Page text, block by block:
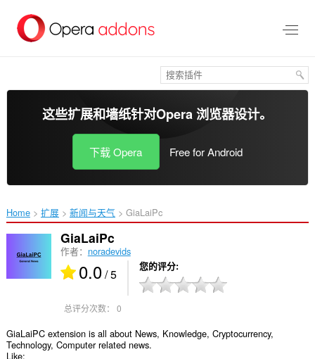
这些扩展和墙纸针对Opera 浏览器设计。
下载 Opera Free for Android
Home 扩展 新闻与天气 GiaLaiPc‎
GiaLaiPc
作者： noradevids
0.0/ 5 您的评分
总评分次数： 0
GiaLaiPC extension is all about News, Knowledge, Cryptocurrency,
Technology, Computer related news.
Like: